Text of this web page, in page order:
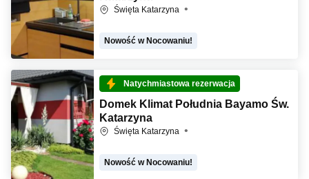
Święta Katarzyna
Nowość w Nocowaniu!
Natychmiastowa rezerwacja
Domek Klimat Południa Bayamo Św.
Katarzyna
Święta Katarzyna
Nowość w Nocowaniu!